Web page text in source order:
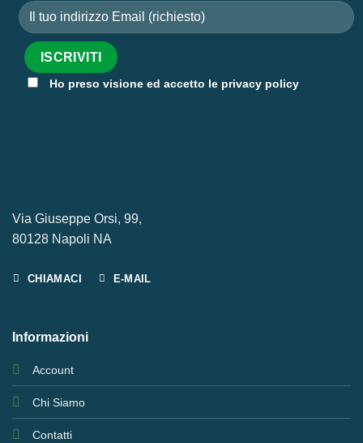
Ho preso visione ed accetto le privacy policy
Via Giuseppe Orsi, 99,
80128 Napoli NA
CHIAMACI E-MAIL
Informazioni
Account
Chi Siamo
Contatti